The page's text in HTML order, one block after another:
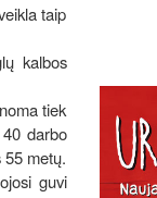
taip
kalbos
tiek
darbo
metų.
guvi